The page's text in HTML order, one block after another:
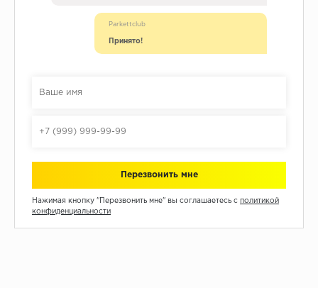
Parkettclub
Принято!
Нажимая кнопку "Перезвонить мне" вы соглашаетесь с политикой
конфиденциальности